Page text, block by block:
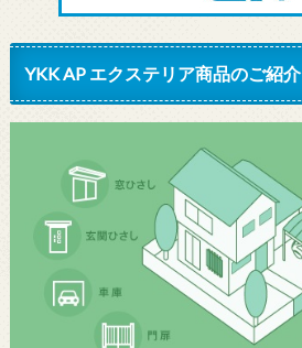
YKK AP エクステリア商品のご紹介